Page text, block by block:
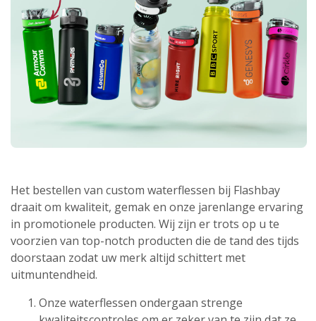
Het bestellen van custom waterflessen bij Flashbay
draait om kwaliteit, gemak en onze jarenlange ervaring
in promotionele producten. Wij zijn er trots op u te
voorzien van top-notch producten die de tand des tijds
doorstaan zodat uw merk altijd schittert met
uitmuntendheid.
Onze waterflessen ondergaan strenge